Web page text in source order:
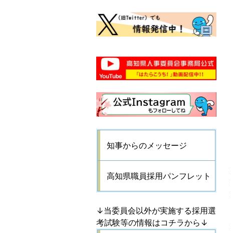
知事からのメッセージ
高知県職員採用パンフレット
↓当委員会以外が実施する採用選
考試験等の情報はコチラから↓